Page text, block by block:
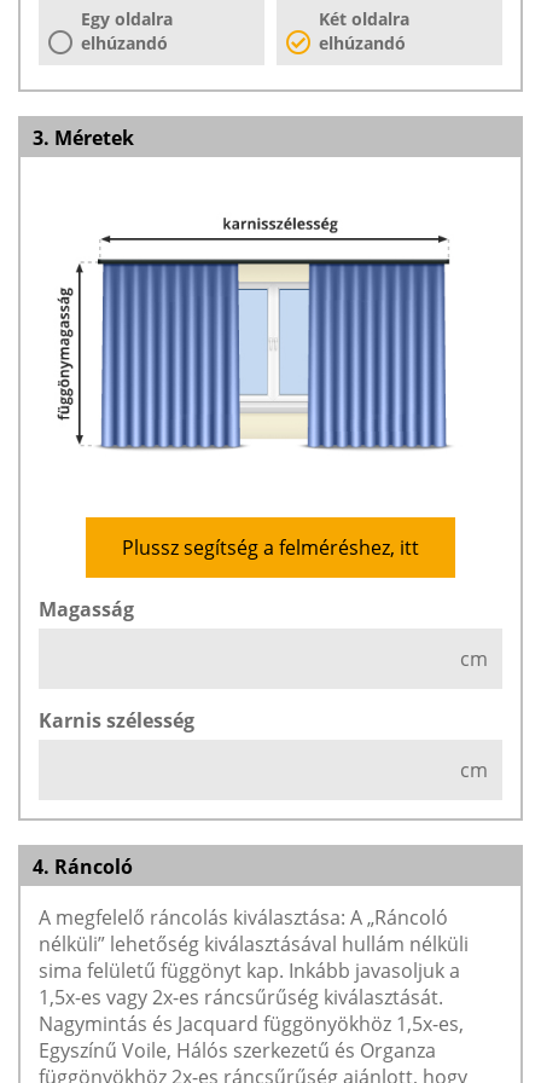
Egy oldalra
elhúzandó
Két oldalra
elhúzandó
3. Méretek
Plussz segítség a felméréshez, itt
Magasság
cm
Karnis szélesség
cm
4. Ráncoló
A megfelelő ráncolás kiválasztása: A „Ráncoló
nélküli” lehetőség kiválasztásával hullám nélküli
sima felületű függönyt kap. Inkább javasoljuk a
1,5x-es vagy 2x-es ráncsűrűség kiválasztását.
Nagymintás és Jacquard függönyökhöz 1,5x-es,
Egyszínű Voile, Hálós szerkezetű és Organza
függönyökhöz 2x-es ráncsűrűség ajánlott, hogy